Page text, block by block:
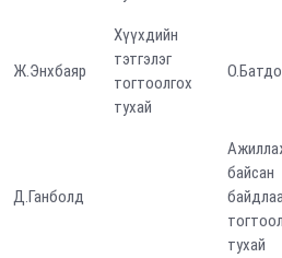
Ж.Энхбаяр
Хүүхдийн
тэтгэлэг
тогтоолгох
тухай
Д.Ганболд
байсан
тухай